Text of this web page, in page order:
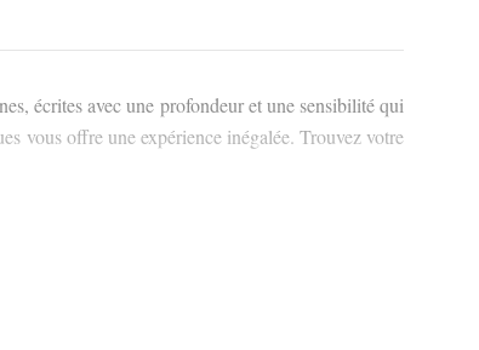
écrites avec une profondeur et une sensibilité qui
vous offre une expérience inégalée. Trouvez votre